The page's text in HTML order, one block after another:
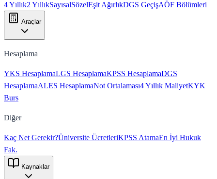
4 Yıllık2 YıllıkSayısalSözelEşit AğırlıkDGS GeçişAÖF Bölümleri
Araçlar
Hesaplama
YKS HesaplamaLGS HesaplamaKPSS HesaplamaDGS
HesaplamaALES HesaplamaNot Ortalaması4 Yıllık MaliyetKYK
Burs
Diğer
Kaç Net Gerekir?Üniversite ÜcretleriKPSS AtamaEn İyi Hukuk
Fak.
Kaynaklar